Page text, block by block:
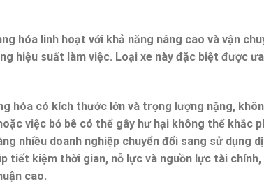
hóa linh hoạt với khả năng nâng cao và vận
hiệu suất làm việc. Loại xe này đặc biệt được
hóa có kích thước lớn và trọng lượng nặng,
việc bỏ bê có thể gây hư hại không thể khắc
nhiều doanh nghiệp chuyển đổi sang sử dụng
tiết kiệm thời gian, nỗ lực và nguồn lực tài
cao.